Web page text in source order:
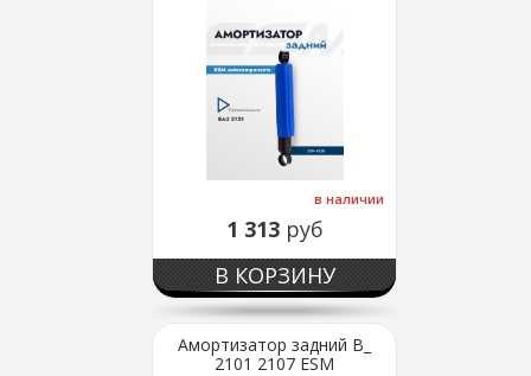
в наличии
1 313 руб
В КОРЗИНУ
Амортизатор задний В_
2101 2107 ESM